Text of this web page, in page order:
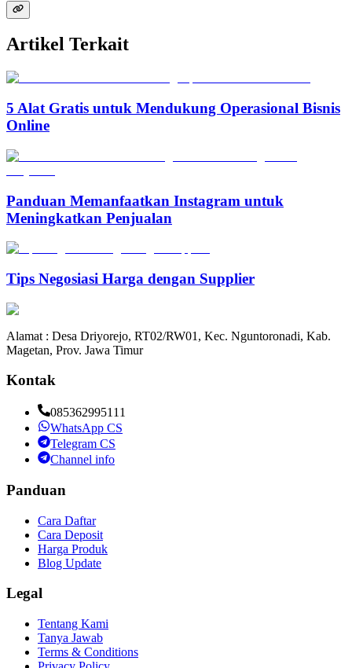
Artikel Terkait
5 Alat Gratis untuk Mendukung Operasional Bisnis
Online
Panduan Memanfaatkan Instagram untuk
Meningkatkan Penjualan
Tips Negosiasi Harga dengan Supplier
Alamat : Desa Driyorejo, RT02/RW01, Kec. Nguntoronadi, Kab.
Magetan, Prov. Jawa Timur
Kontak
085362995111
WhatsApp CS
Telegram CS
Channel info
Panduan
Cara Daftar
Cara Deposit
Harga Produk
Blog Update
Legal
Tentang Kami
Tanya Jawab
Terms & Conditions